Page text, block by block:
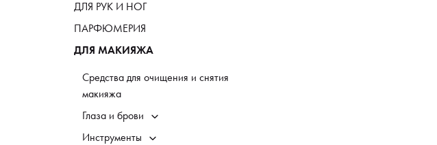
ДЛЯ РУК И НОГ
ПАРФЮМЕРИЯ
ДЛЯ МАКИЯЖА
Средства для очищения и снятия
макияжа
Глаза и брови
Инструменты